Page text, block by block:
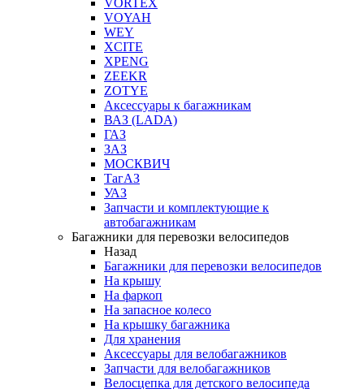
VORTEX
VOYAH
WEY
XCITE
XPENG
ZEEKR
ZOTYE
Аксессуары к багажникам
ВАЗ (LADA)
ГАЗ
ЗАЗ
МОСКВИЧ
ТагАЗ
УАЗ
Запчасти и комплектующие к
автобагажникам
Багажники для перевозки велосипедов
Назад
Багажники для перевозки велосипедов
На крышу
На фаркоп
На запасное колесо
На крышку багажника
Для хранения
Аксессуары для велобагажников
Запчасти для велобагажников
Велосцепка для детского велосипеда